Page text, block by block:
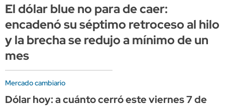
El dólar blue no para de caer:
encadenó su séptimo retroceso al hilo
y la brecha se redujo a mínimo de un
mes
Mercado cambiario
Dólar hoy: a cuánto cerró este viernes 7 de